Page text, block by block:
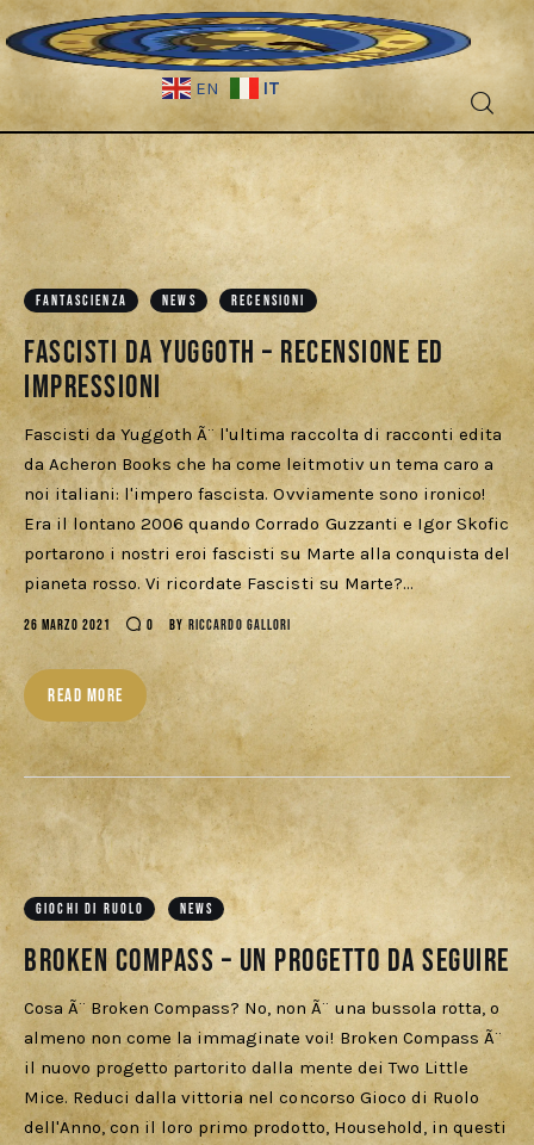
EN IT
Fantascienza
Fantasy
Games
Recensioni
Libri e fumetti
Cercatori
Download
FANTASCIENZA NEWS RECENSIONI
Fascisti da Yuggoth – Recensione ed
impressioni
Fascisti da Yuggoth Ã¨ l'ultima raccolta di racconti edita
da Acheron Books che ha come leitmotiv un tema caro a
noi italiani: l'impero fascista. Ovviamente sono ironico!
Era il lontano 2006 quando Corrado Guzzanti e Igor Skofic
portarono i nostri eroi fascisti su Marte alla conquista del
pianeta rosso. Vi ricordate Fascisti su Marte?…
26 MARZO 2021 0 BY RICCARDO GALLORI
READ MORE
GIOCHI DI RUOLO NEWS
Broken Compass – Un progetto da seguire
Cosa Ã¨ Broken Compass? No, non Ã¨ una bussola rotta, o
almeno non come la immaginate voi! Broken Compass Ã¨
il nuovo progetto partorito dalla mente dei Two Little
Mice. Reduci dalla vittoria nel concorso Gioco di Ruolo
dell'Anno, con il loro primo prodotto, Household, in questi